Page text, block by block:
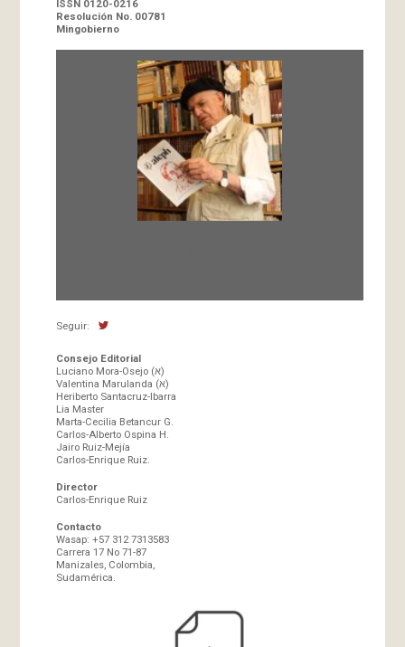
ISSN 0120-0216
Resolución No. 00781
Mingobierno
Seguir:
Consejo Editorial
Luciano Mora-Osejo (א)
Valentina Marulanda (א)
Heriberto Santacruz-Ibarra
Lia Master
Marta-Cecilia Betancur G.
Carlos-Alberto Ospina H.
Jairo Ruiz-Mejía
Carlos-Enrique Ruiz.
Director
Carlos-Enrique Ruiz
Contacto
Wasap: +57 312 7313583
Carrera 17 No 71-87
Manizales, Colombia,
Sudamérica.